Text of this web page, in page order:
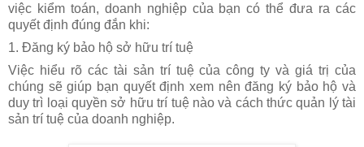
việc kiểm toán, doanh nghiệp của bạn có thể đưa ra các
quyết định đúng đắn khi:
1. Đăng ký bảo hộ sở hữu trí tuệ
Việc hiểu rõ các tài sản trí tuệ của công ty và giá trị của
chúng sẽ giúp bạn quyết định xem nên đăng ký bảo hộ và
duy trì loại quyền sở hữu trí tuệ nào và cách thức quản lý tài
sản trí tuệ của doanh nghiệp.